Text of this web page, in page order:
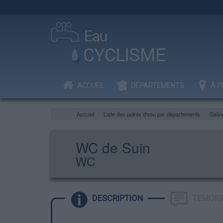
ACCUEIL DÉPARTEMENTS À
Accueil Liste des points d'eau par départements
WC de Suin
WC
DESCRIPTION